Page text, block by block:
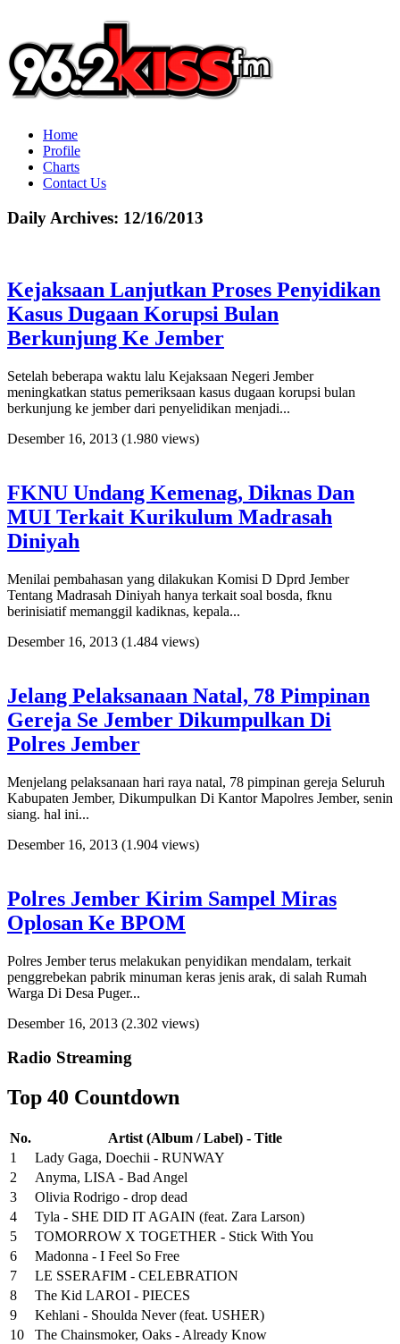
Home
Profile
Charts
Contact Us
Daily Archives: 12/16/2013
Kejaksaan Lanjutkan Proses Penyidikan
Kasus Dugaan Korupsi Bulan
Berkunjung Ke Jember
Setelah beberapa waktu lalu Kejaksaan Negeri Jember
meningkatkan status pemeriksaan kasus dugaan korupsi bulan
berkunjung ke jember dari penyelidikan menjadi...
Desember 16, 2013 (1.980 views)
FKNU Undang Kemenag, Diknas Dan
MUI Terkait Kurikulum Madrasah
Diniyah
Menilai pembahasan yang dilakukan Komisi D Dprd Jember
Tentang Madrasah Diniyah hanya terkait soal bosda, fknu
berinisiatif memanggil kadiknas, kepala...
Desember 16, 2013 (1.484 views)
Jelang Pelaksanaan Natal, 78 Pimpinan
Gereja Se Jember Dikumpulkan Di
Polres Jember
Menjelang pelaksanaan hari raya natal, 78 pimpinan gereja Seluruh
Kabupaten Jember, Dikumpulkan Di Kantor Mapolres Jember, senin
siang. hal ini...
Desember 16, 2013 (1.904 views)
Polres Jember Kirim Sampel Miras
Oplosan Ke BPOM
Polres Jember terus melakukan penyidikan mendalam, terkait
penggrebekan pabrik minuman keras jenis arak, di salah Rumah
Warga Di Desa Puger...
Desember 16, 2013 (2.302 views)
Radio Streaming
Top 40 Countdown
No.
Artist (Album / Label) - Title
1
Lady Gaga, Doechii - RUNWAY
2
Anyma, LISA - Bad Angel
3
Olivia Rodrigo - drop dead
4
Tyla - SHE DID IT AGAIN (feat. Zara Larson)
5
TOMORROW X TOGETHER - Stick With You
6
Madonna - I Feel So Free
7
LE SSERAFIM - CELEBRATION
8
The Kid LAROI - PIECES
9
Kehlani - Shoulda Never (feat. USHER)
10
The Chainsmoker, Oaks - Already Know